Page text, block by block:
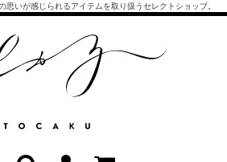
思いが感じられるアイテムを取り扱うセレクトショップ。